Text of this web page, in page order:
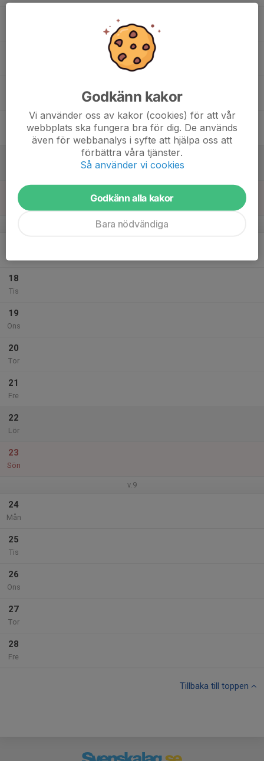
16
Sön
v.8
Mån
18
Tis
19
Ons
20
Tor
21
Fre
22
Lör
23
Sön
v.9
24
Mån
25
Tis
26
Ons
27
Tor
28
Fre
Tillbaka till toppen
Godkänn kakor
Vi använder oss av kakor (cookies) för att vår
webbplats ska fungera bra för dig. De används
även för webbanalys i syfte att hjälpa oss att
förbättra våra tjänster.
Så använder vi cookies
Godkänn alla kakor
Bara nödvändiga